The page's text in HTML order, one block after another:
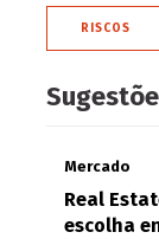
RISCOS
Mercado
Real
escolha